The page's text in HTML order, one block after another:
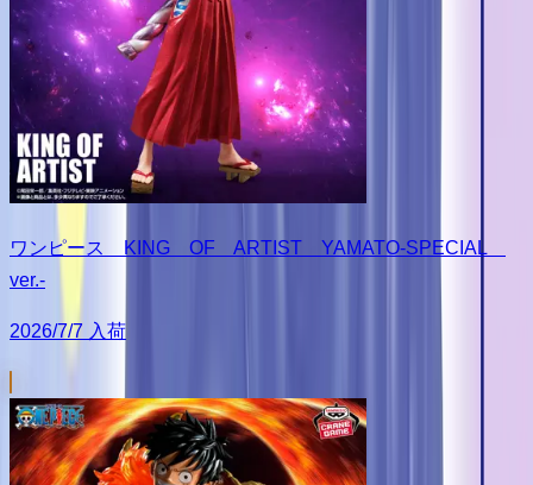
ワンピース KING OF ARTIST YAMATO-SPECIAL
ver.-
2026/7/7 入荷